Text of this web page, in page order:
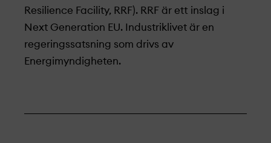
Resilience Facility, RRF). RRF är ett inslag i
Next Generation EU. Industriklivet är en
regeringssatsning som drivs av
Energimyndigheten.